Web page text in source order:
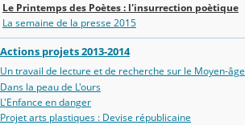
Le Printemps des Poètes : l'insurrection poètique
La semaine de la presse 2015
Actions projets 2013-2014
Un travail de lecture et de recherche sur le Moyen-âge
Dans la peau de L'ours
L'Enfance en danger
Projet arts plastiques : Devise républicaine